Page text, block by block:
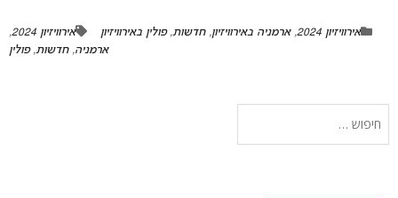
אירוויזיון 2024 ,ארמניה באירוויזיון,חדשות,פולין באירוויזיון אירוויזיון 2024
,
ארמניה,חדשות,פולין